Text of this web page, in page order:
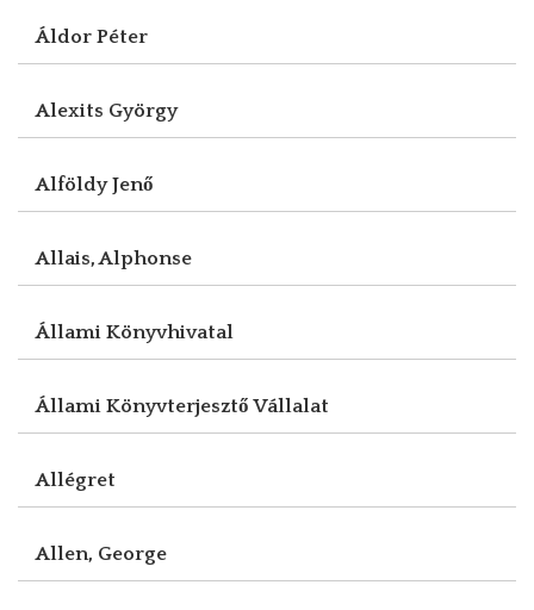
Áldor Péter
Alexits György
Alföldy Jenő
Allais, Alphonse
Állami Könyvhivatal
Állami Könyvterjesztő Vállalat
Allégret
Allen, George